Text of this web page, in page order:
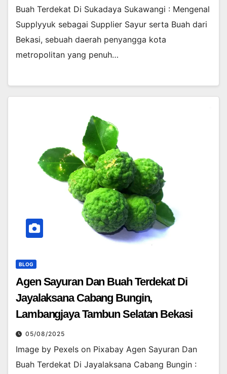
Buah Terdekat Di Sukadaya Sukawangi : Mengenal
Supplyyuk sebagai Supplier Sayur serta Buah dari
Bekasi, sebuah daerah penyangga kota
metropolitan yang penuh…
BLOG
Agen Sayuran Dan Buah Terdekat Di
Jayalaksana Cabang Bungin,
Lambangjaya Tambun Selatan Bekasi
05/08/2025
Image by Pexels on Pixabay Agen Sayuran Dan
Buah Terdekat Di Jayalaksana Cabang Bungin :